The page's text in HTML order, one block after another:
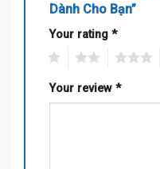
Dành Cho Bạn”
Your rating *
Your review *